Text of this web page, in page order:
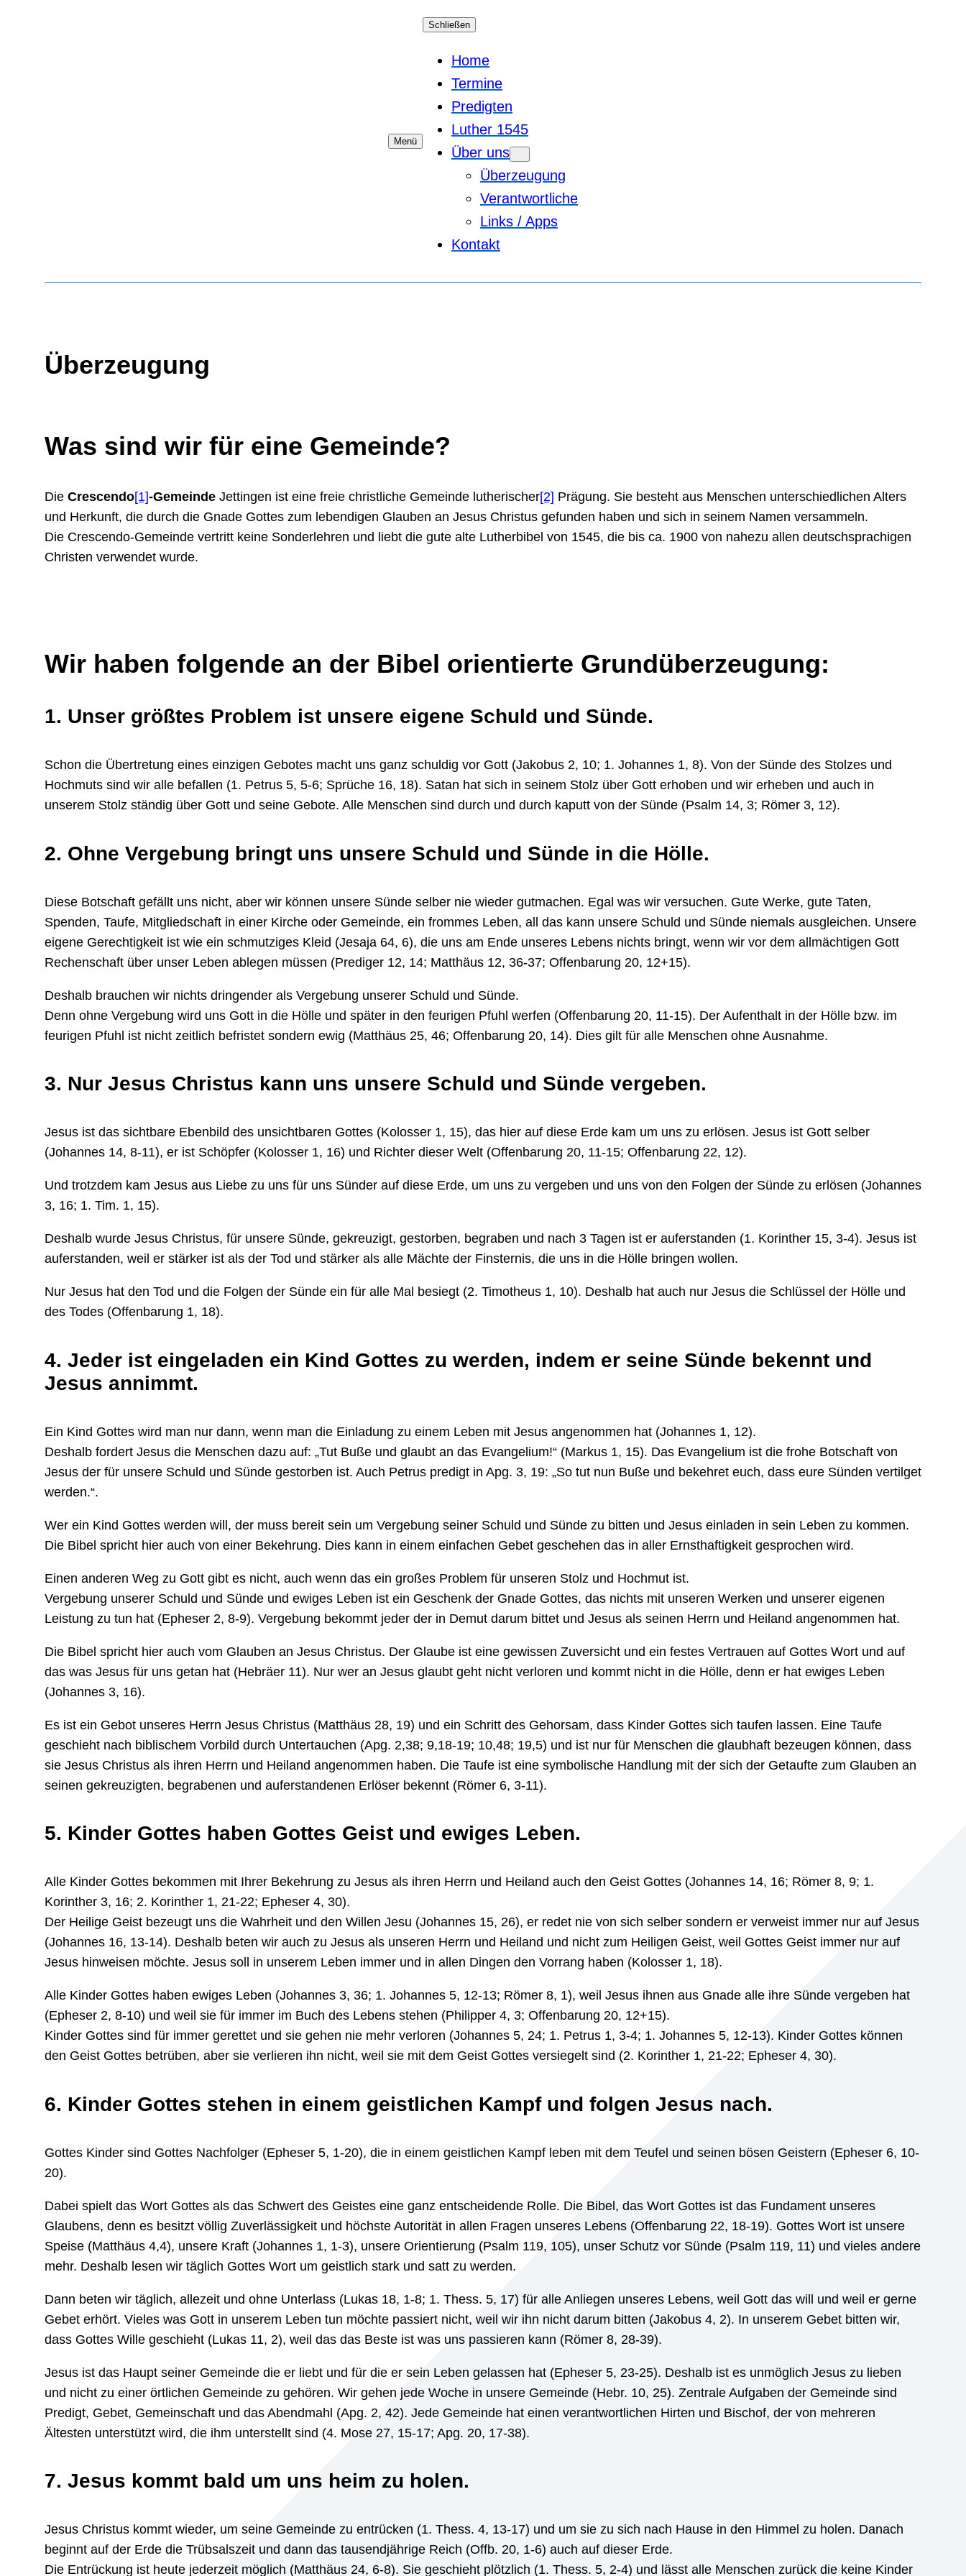
Menü
Schließen
Home
Termine
Predigten
Luther 1545
Über uns
Überzeugung
Verantwortliche
Links / Apps
Kontakt
Überzeugung
Was sind wir für eine Gemeinde?
Die Crescendo[1]-GemeindeJettingen ist eine freie christliche Gemeinde lutherischer[2] Prägung. Sie besteht aus Menschen unterschiedlichen Alters
und Herkunft, die durch die Gnade Gottes zum lebendigen Glauben an Jesus Christus gefunden haben und sich in seinem Namen versammeln.
Die Crescendo-Gemeinde vertritt keine Sonderlehren und liebt die gute alte Lutherbibel von 1545, die bis ca. 1900 von nahezu allen deutschsprachigen
Christen verwendet wurde.
Wir haben folgende an der Bibel orientierte Grundüberzeugung:
1. Unser größtes Problem ist unsere eigene Schuld und Sünde.
Schon die Übertretung eines einzigen Gebotes macht uns ganz schuldig vor Gott (Jakobus 2, 10; 1. Johannes 1, 8). Von der Sünde des Stolzes und
Hochmuts sind wir alle befallen (1. Petrus 5, 5-6; Sprüche 16, 18). Satan hat sich in seinem Stolz über Gott erhoben und wir erheben und auch in
unserem Stolz ständig über Gott und seine Gebote. Alle Menschen sind durch und durch kaputt von der Sünde (Psalm 14, 3; Römer 3, 12).
2. Ohne Vergebung bringt uns unsere Schuld und Sünde in die Hölle.
Diese Botschaft gefällt uns nicht, aber wir können unsere Sünde selber nie wieder gutmachen. Egal was wir versuchen. Gute Werke, gute Taten,
Spenden, Taufe, Mitgliedschaft in einer Kirche oder Gemeinde, ein frommes Leben, all das kann unsere Schuld und Sünde niemals ausgleichen. Unsere
eigene Gerechtigkeit ist wie ein schmutziges Kleid (Jesaja 64, 6), die uns am Ende unseres Lebens nichts bringt, wenn wir vor dem allmächtigen Gott
Rechenschaft über unser Leben ablegen müssen (Prediger 12, 14; Matthäus 12, 36-37; Offenbarung 20, 12+15).
Deshalb brauchen wir nichts dringender als Vergebung unserer Schuld und Sünde.
Denn ohne Vergebung wird uns Gott in die Hölle und später in den feurigen Pfuhl werfen (Offenbarung 20, 11-15). Der Aufenthalt in der Hölle bzw. im
feurigen Pfuhl ist nicht zeitlich befristet sondern ewig (Matthäus 25, 46; Offenbarung 20, 14). Dies gilt für alle Menschen ohne Ausnahme.
3. Nur Jesus Christus kann uns unsere Schuld und Sünde vergeben.
Jesus ist das sichtbare Ebenbild des unsichtbaren Gottes (Kolosser 1, 15), das hier auf diese Erde kam um uns zu erlösen. Jesus ist Gott selber
(Johannes 14, 8-11), er ist Schöpfer (Kolosser 1, 16) und Richter dieser Welt (Offenbarung 20, 11-15; Offenbarung 22, 12).
Und trotzdem kam Jesus aus Liebe zu uns für uns Sünder auf diese Erde, um uns zu vergeben und uns von den Folgen der Sünde zu erlösen (Johannes
3, 16; 1. Tim. 1, 15).
Deshalb wurde Jesus Christus, für unsere Sünde, gekreuzigt, gestorben, begraben und nach 3 Tagen ist er auferstanden (1. Korinther 15, 3-4). Jesus ist
auferstanden, weil er stärker ist als der Tod und stärker als alle Mächte der Finsternis, die uns in die Hölle bringen wollen.
Nur Jesus hat den Tod und die Folgen der Sünde ein für alle Mal besiegt (2. Timotheus 1, 10). Deshalb hat auch nur Jesus die Schlüssel der Hölle und
des Todes (Offenbarung 1, 18).
4. Jeder ist eingeladen ein Kind Gottes zu werden, indem er seine Sünde bekennt und
Jesus annimmt.
Ein Kind Gottes wird man nur dann, wenn man die Einladung zu einem Leben mit Jesus angenommen hat (Johannes 1, 12).
Deshalb fordert Jesus die Menschen dazu auf: „Tut Buße und glaubt an das Evangelium!“ (Markus 1, 15). Das Evangelium ist die frohe Botschaft von
Jesus der für unsere Schuld und Sünde gestorben ist. Auch Petrus predigt in Apg. 3, 19: „So tut nun Buße und bekehret euch, dass eure Sünden vertilget
werden.“.
Wer ein Kind Gottes werden will, der muss bereit sein um Vergebung seiner Schuld und Sünde zu bitten und Jesus einladen in sein Leben zu kommen.
Die Bibel spricht hier auch von einer Bekehrung. Dies kann in einem einfachen Gebet geschehen das in aller Ernsthaftigkeit gesprochen wird.
Einen anderen Weg zu Gott gibt es nicht, auch wenn das ein großes Problem für unseren Stolz und Hochmut ist.
Vergebung unserer Schuld und Sünde und ewiges Leben ist ein Geschenk der Gnade Gottes, das nichts mit unseren Werken und unserer eigenen
Leistung zu tun hat (Epheser 2, 8-9). Vergebung bekommt jeder der in Demut darum bittet und Jesus als seinen Herrn und Heiland angenommen hat.
Die Bibel spricht hier auch vom Glauben an Jesus Christus. Der Glaube ist eine gewissen Zuversicht und ein festes Vertrauen auf Gottes Wort und auf
das was Jesus für uns getan hat (Hebräer 11). Nur wer an Jesus glaubt geht nicht verloren und kommt nicht in die Hölle, denn er hat ewiges Leben
(Johannes 3, 16).
Es ist ein Gebot unseres Herrn Jesus Christus (Matthäus 28, 19) und ein Schritt des Gehorsam, dass Kinder Gottes sich taufen lassen. Eine Taufe
geschieht nach biblischem Vorbild durch Untertauchen (Apg. 2,38; 9,18-19; 10,48; 19,5) und ist nur für Menschen die glaubhaft bezeugen können, dass
sie Jesus Christus als ihren Herrn und Heiland angenommen haben. Die Taufe ist eine symbolische Handlung mit der sich der Getaufte zum Glauben an
seinen gekreuzigten, begrabenen und auferstandenen Erlöser bekennt (Römer 6, 3-11).
5. Kinder Gottes haben Gottes Geist und ewiges Leben.
Alle Kinder Gottes bekommen mit Ihrer Bekehrung zu Jesus als ihren Herrn und Heiland auch den Geist Gottes (Johannes 14, 16; Römer 8, 9; 1.
Korinther 3, 16; 2. Korinther 1, 21-22; Epheser 4, 30).
Der Heilige Geist bezeugt uns die Wahrheit und den Willen Jesu (Johannes 15, 26), er redet nie von sich selber sondern er verweist immer nur auf Jesus
(Johannes 16, 13-14). Deshalb beten wir auch zu Jesus als unseren Herrn und Heiland und nicht zum Heiligen Geist, weil Gottes Geist immer nur auf
Jesus hinweisen möchte. Jesus soll in unserem Leben immer und in allen Dingen den Vorrang haben (Kolosser 1, 18).
Alle Kinder Gottes haben ewiges Leben (Johannes 3, 36; 1. Johannes 5, 12-13; Römer 8, 1), weil Jesus ihnen aus Gnade alle ihre Sünde vergeben hat
(Epheser 2, 8-10) und weil sie für immer im Buch des Lebens stehen (Philipper 4, 3; Offenbarung 20, 12+15).
Kinder Gottes sind für immer gerettet und sie gehen nie mehr verloren (Johannes 5, 24; 1. Petrus 1, 3-4; 1. Johannes 5, 12-13). Kinder Gottes können
den Geist Gottes betrüben, aber sie verlieren ihn nicht, weil sie mit dem Geist Gottes versiegelt sind (2. Korinther 1, 21-22; Epheser 4, 30).
6. Kinder Gottes stehen in einem geistlichen Kampf und folgen Jesus nach.
Gottes Kinder sind Gottes Nachfolger (Epheser 5, 1-20), die in einem geistlichen Kampf leben mit dem Teufel und seinen bösen Geistern (Epheser 6, 10-
20).
Dabei spielt das Wort Gottes als das Schwert des Geistes eine ganz entscheidende Rolle. Die Bibel, das Wort Gottes ist das Fundament unseres
Glaubens, denn es besitzt völlig Zuverlässigkeit und höchste Autorität in allen Fragen unseres Lebens (Offenbarung 22, 18-19). Gottes Wort ist unsere
Speise (Matthäus 4,4), unsere Kraft (Johannes 1, 1-3), unsere Orientierung (Psalm 119, 105), unser Schutz vor Sünde (Psalm 119, 11) und vieles andere
mehr. Deshalb lesen wir täglich Gottes Wort um geistlich stark und satt zu werden.
Dann beten wir täglich, allezeit und ohne Unterlass (Lukas 18, 1-8; 1. Thess. 5, 17) für alle Anliegen unseres Lebens, weil Gott das will und weil er gerne
Gebet erhört. Vieles was Gott in unserem Leben tun möchte passiert nicht, weil wir ihn nicht darum bitten (Jakobus 4, 2). In unserem Gebet bitten wir,
dass Gottes Wille geschieht (Lukas 11, 2), weil das das Beste ist was uns passieren kann (Römer 8, 28-39).
Jesus ist das Haupt seiner Gemeinde die er liebt und für die er sein Leben gelassen hat (Epheser 5, 23-25). Deshalb ist es unmöglich Jesus zu lieben
und nicht zu einer örtlichen Gemeinde zu gehören. Wir gehen jede Woche in unsere Gemeinde (Hebr. 10, 25). Zentrale Aufgaben der Gemeinde sind
Predigt, Gebet, Gemeinschaft und das Abendmahl (Apg. 2, 42). Jede Gemeinde hat einen verantwortlichen Hirten und Bischof, der von mehreren
Ältesten unterstützt wird, die ihm unterstellt sind (4. Mose 27, 15-17; Apg. 20, 17-38).
7. Jesus kommt bald um uns heim zu holen.
Jesus Christus kommt wieder, um seine Gemeinde zu entrücken (1. Thess. 4, 13-17) und um sie zu sich nach Hause in den Himmel zu holen. Danach
beginnt auf der Erde die Trübsalszeit und dann das tausendjährige Reich (Offb. 20, 1-6) auch auf dieser Erde.
Die Entrückung ist heute jederzeit möglich (Matthäus 24, 6-8). Sie geschieht plötzlich (1. Thess. 5, 2-4) und lässt alle Menschen zurück die keine Kinder